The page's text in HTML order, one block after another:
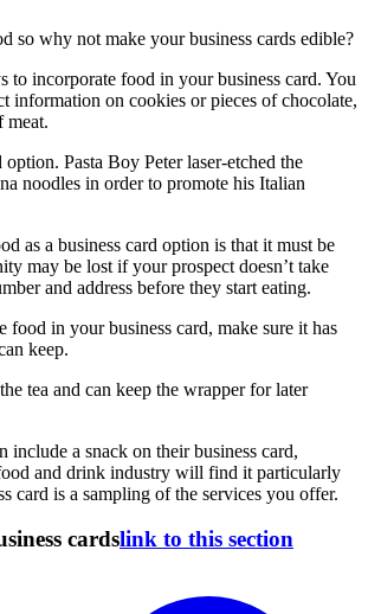
so why not make your business cards edible?
to incorporate food in your business card. You
information on cookies or pieces of chocolate,
meat.
option. Pasta Boy Peter laser-etched the
noodles in order to promote his Italian
as a business card option is that it must be
may be lost if your prospect doesn’t take
and address before they start eating.
food in your business card, make sure it has
keep.
tea and can keep the wrapper for later
include a snack on their business card,
and drink industry will find it particularly
card is a sampling of the services you offer.
cardslink to this section